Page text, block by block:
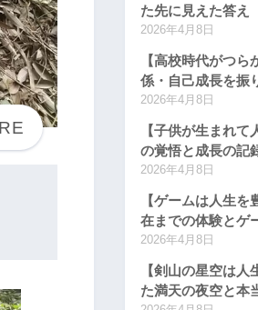
た先に見えた答え
2026年4月8日
【高校時代がつ
係・自己成長を振
2026年4月8日
【子供が生まれ
の覚悟と成長の記
2026年4月8日
【ゲームは人生
在までの体験とゲ
2026年4月8日
【剣山の星空は
た満天の夜空と本